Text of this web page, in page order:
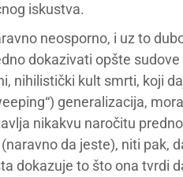
iskustva.
neosporno, i uz to
dokazivati opšte
nihilistički kult smrti, koji
generalizacija,
nikakvu naročitu
da jeste), niti pak,
dokazuje to što ona tvrdi